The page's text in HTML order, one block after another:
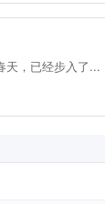
天，已经步入了...